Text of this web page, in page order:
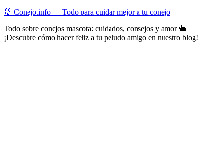
Skip
content
🐰 Conejo.info — Todo para cuidar mejor a tu conejo
Todo sobre conejos mascota: cuidados, consejos y amor 🐇
¡Descubre cómo hacer feliz a tu peludo amigo en nuestro blog!